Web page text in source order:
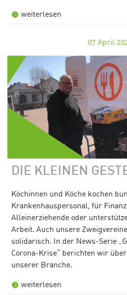
weiterlesen
07 April
DIE KLEINEN
Köchinnen und Köche kochen
Krankenhauspersonal, für
Alleinerziehende oder
Arbeit. Auch unsere
solidarisch. In der News-Serie
Corona-Krise“ berichten wir
unserer Branche.
weiterlesen